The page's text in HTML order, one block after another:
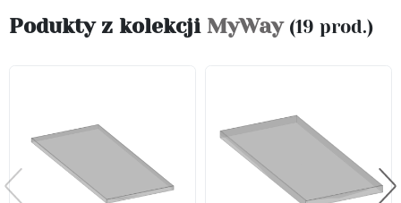
Podukty z kolekcji MyWay (19 prod.)
Poprzedni